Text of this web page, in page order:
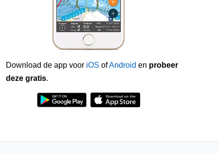
Download de app voor iOS ofAndroid en probeer
deze gratis.